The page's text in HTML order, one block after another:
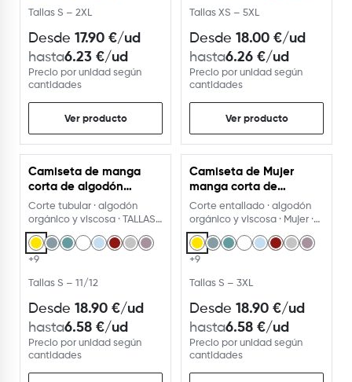
Tallas S – 2XL
Desde 17.90 €/ud
hasta6.23 €/ud
Precio por unidad según
cantidades
Ver producto
Tallas XS – 5XL
Desde 18.00 €/ud
hasta6.26 €/ud
Precio por unidad según
cantidades
Ver producto
Camiseta de manga
corta de algodón
orgánico 175g.
Corte tubular · algodón
orgánico y viscosa · TALLAS
NIÑOS Y ADULTO
+9
Tallas S – 11/12
Desde 18.90 €/ud
hasta6.58 €/ud
Precio por unidad según
cantidades
Camiseta de Mujer
manga corta de
algodón orgánico 175g.
Corte entallado · algodón
orgánico y viscosa · Mujer ·
TALLAS ADULTO · 17
+9
Tallas S – 3XL
Desde 18.90 €/ud
hasta6.58 €/ud
Precio por unidad según
cantidades